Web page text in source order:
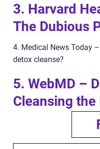
3. Harvard
The Dubious
4. Medical News Today
detox cleanse?
5. WebMD –
Cleansing the